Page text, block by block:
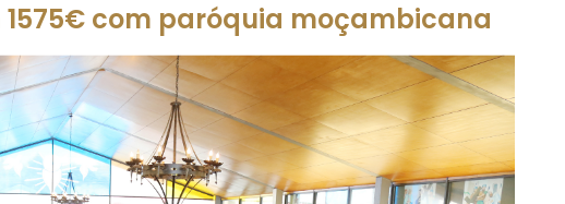
com paróquia moçambicana